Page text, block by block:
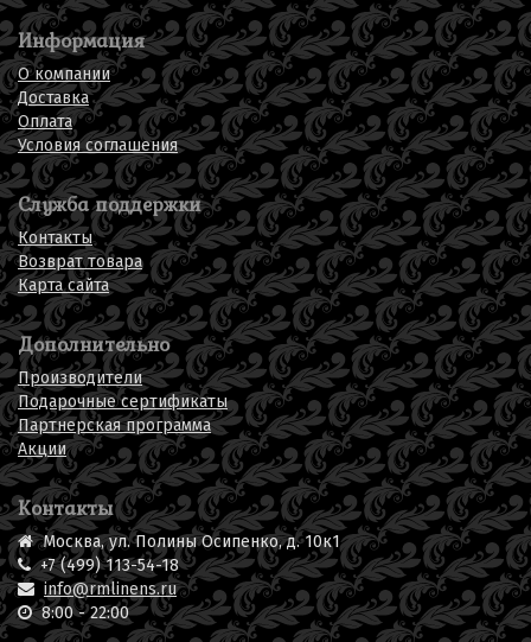
Информация
О компании
Доставка
Оплата
Условия соглашения
Служба поддержки
Контакты
Возврат товара
Карта сайта
Дополнительно
Производители
Подарочные сертификаты
Партнерская программа
Акции
Контакты
Москва, ул. Полины Осипенко, д. 10к1
+7 (499) 113-54-18
info@rmlinens.ru
8:00 - 22:00